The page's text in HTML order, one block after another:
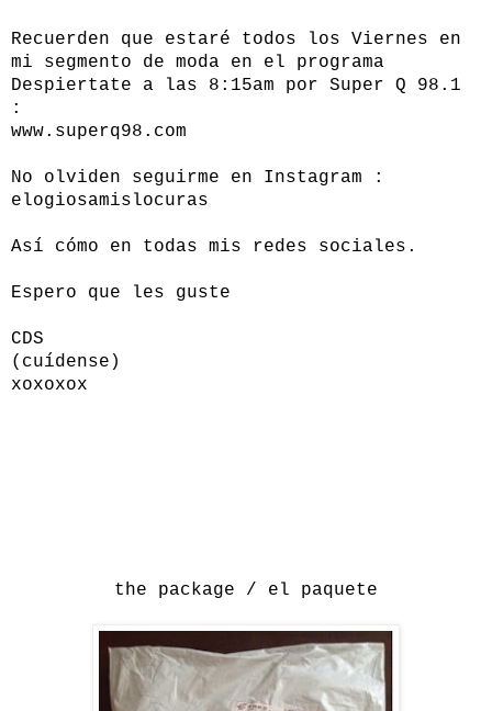
Recuerden que estaré todos los Viernes en
mi segmento de moda en el programa
Despiertate a las 8:15am por Super Q 98.1
:
www.superq98.com
No olviden seguirme en Instagram :
elogiosamislocuras
Así cómo en todas mis redes sociales.
Espero que les guste
CDS
(cuídense)
xoxoxox
the package / el paquete